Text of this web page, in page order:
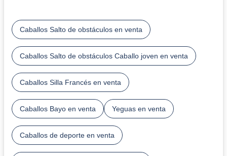
Caballos Salto de obstáculos en venta
Caballos Salto de obstáculos Caballo joven en venta
Caballos Silla Francés en venta
Caballos Bayo en venta Yeguas en venta
Caballos de deporte en venta